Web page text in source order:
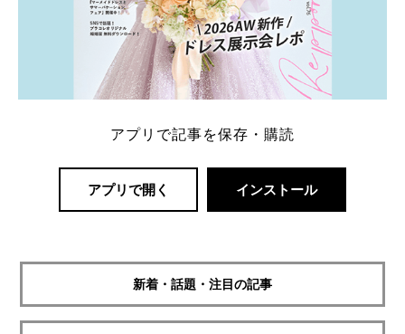
アプリで記事を保存・購読
アプリで開く インストール
新着・話題・注目の記事